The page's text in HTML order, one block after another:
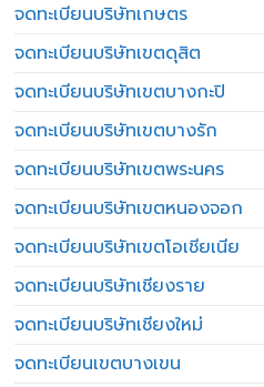
จดทะเบียนบริษัทเกษตร
จดทะเบียนบริษัทเขตดุสิต
จดทะเบียนบริษัทเขตบางกะปิ
จดทะเบียนบริษัทเขตบางรัก
จดทะเบียนบริษัทเขตพระนคร
จดทะเบียนบริษัทเขตหนองจอก
จดทะเบียนบริษัทเขตโอเชียเนีย
จดทะเบียนบริษัทเชียงราย
จดทะเบียนบริษัทเชียงใหม่
จดทะเบียนเขตบางเขน